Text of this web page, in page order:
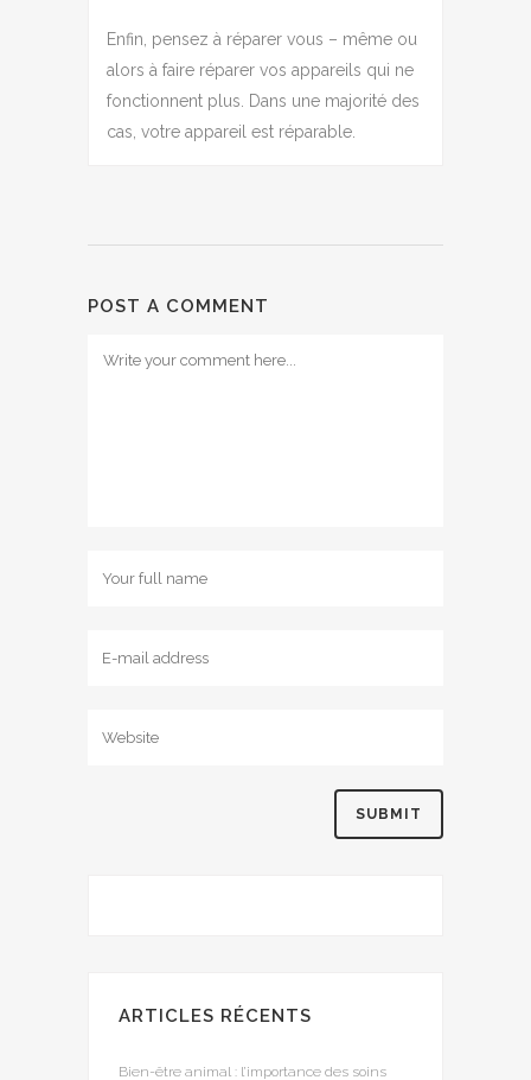
Enfin, pensez à réparer vous – même ou
alors à faire réparer vos appareils qui ne
fonctionnent plus. Dans une majorité des
cas, votre appareil est réparable.
POST A COMMENT
ARTICLES RÉCENTS
Bien-être animal : l’importance des soins